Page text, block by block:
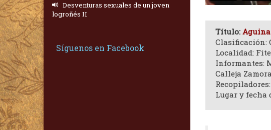
Desventuras sexuales de un joven
logroñés II
Síguenos en Facebook
Título:
Clasificación:
Localidad:
Informantes:
Calleja
Lugar y fecha